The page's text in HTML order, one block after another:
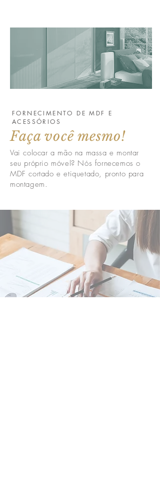
FORNECIMENTO DE MDF E
ACESSÓRIOS
Faça você mesmo!
Vai colocar a mão na massa e montar
seu próprio móvel? Nós fornecemos o
MDF cortado e etiquetado, pronto para
montagem.